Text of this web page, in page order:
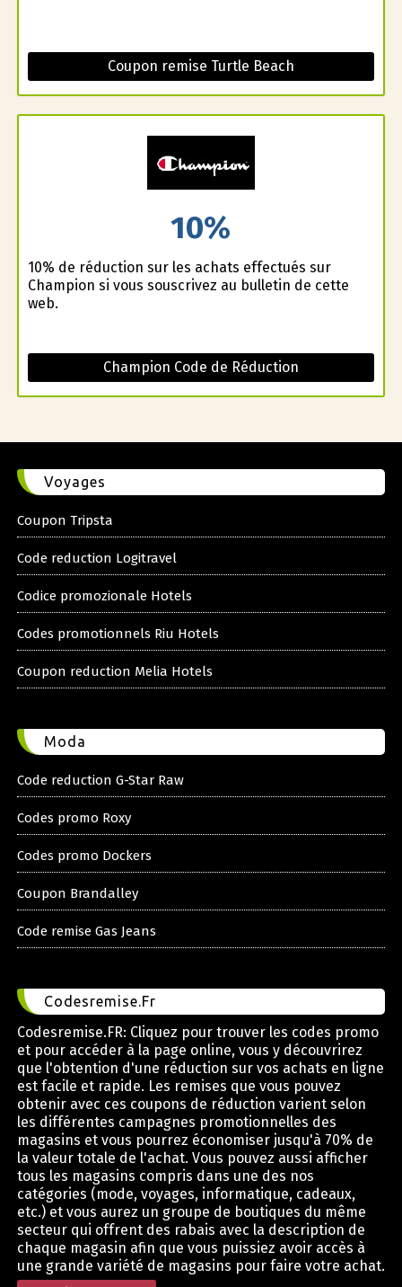
Coupon remise Turtle Beach
10%
10% de réduction sur les achats effectués sur
Champion si vous souscrivez au bulletin de cette
web.
Champion Code de Réduction
Voyages
Coupon Tripsta
Code reduction Logitravel
Codice promozionale Hotels
Codes promotionnels Riu Hotels
Coupon reduction Melia Hotels
Moda
Code reduction G-Star Raw
Codes promo Roxy
Codes promo Dockers
Coupon Brandalley
Code remise Gas Jeans
Codesremise.Fr
Codesremise.FR: Cliquez pour trouver les codes promo
et pour accéder à la page online, vous y découvrirez
que l'obtention d'une réduction sur vos achats en ligne
est facile et rapide. Les remises que vous pouvez
obtenir avec ces coupons de réduction varient selon
les différentes campagnes promotionnelles des
magasins et vous pourrez économiser jusqu'à 70% de
la valeur totale de l'achat. Vous pouvez aussi afficher
tous les magasins compris dans une des nos
catégories (mode, voyages, informatique, cadeaux,
etc.) et vous aurez un groupe de boutiques du même
secteur qui offrent des rabais avec la description de
chaque magasin afin que vous puissiez avoir accès à
une grande variété de magasins pour faire votre achat.